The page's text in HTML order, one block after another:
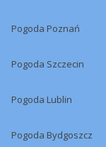
Pogoda Poznań
Pogoda Szczecin
Pogoda Lublin
Pogoda Bydgoszcz